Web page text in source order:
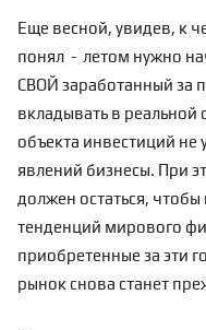
Еще весной, увидев, к
понял - летом нужно
СВОЙ заработанный за
вкладывать в реальной
объекта инвестиций
явлений бизнесы. При
должен остаться,
тенденций мирового
приобретенные за эти
рынок снова станет